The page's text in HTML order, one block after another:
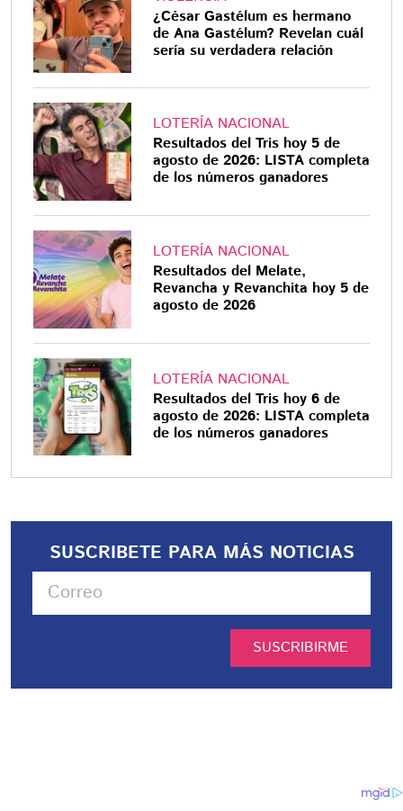
¿César Gastélum es hermano
de Ana Gastélum? Revelan cuál
sería su verdadera relación
LOTERÍA NACIONAL
Resultados del Tris hoy 5 de
agosto de 2026: LISTA completa
de los números ganadores
LOTERÍA NACIONAL
Resultados del Melate,
Revancha y Revanchita hoy 5 de
agosto de 2026
LOTERÍA NACIONAL
Resultados del Tris hoy 6 de
agosto de 2026: LISTA completa
de los números ganadores
SUSCRIBETE PARA MÁS NOTICIAS
SUSCRIBIRME